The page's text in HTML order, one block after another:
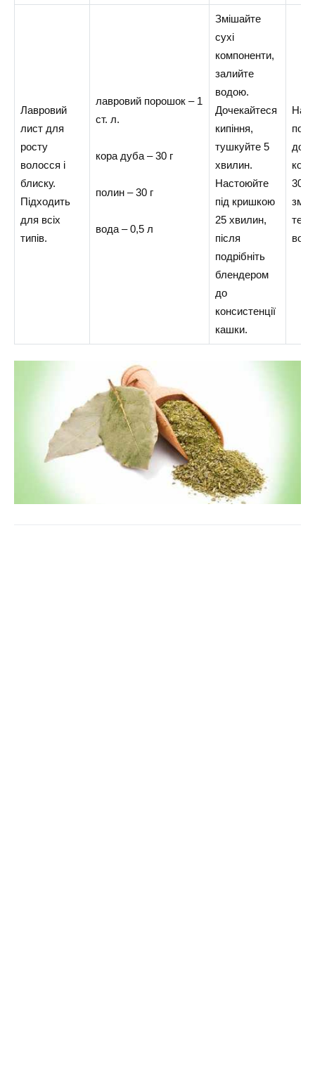
Лавровий
лист для
росту
волосся і
блиску.
Підходить
для всіх
типів.
лавровий порошок – 1
ст. л.
кора дуба – 30 г
полин – 30 г
вода – 0,5 л
Змішайте
сухі
компоненти,
залийте
водою.
Дочекайтеся
кипіння,
тушкуйте 5
хвилин.
Настоюйте
під кришкою
25 хвилин,
після
подрібніть
блендером
до
консистенції
кашки.
по
30